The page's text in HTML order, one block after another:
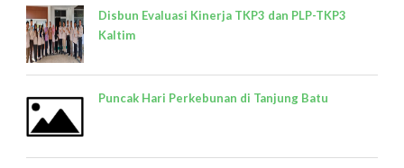
Disbun Evaluasi Kinerja TKP3 dan PLP-TKP3
Kaltim
Puncak Hari Perkebunan di Tanjung Batu